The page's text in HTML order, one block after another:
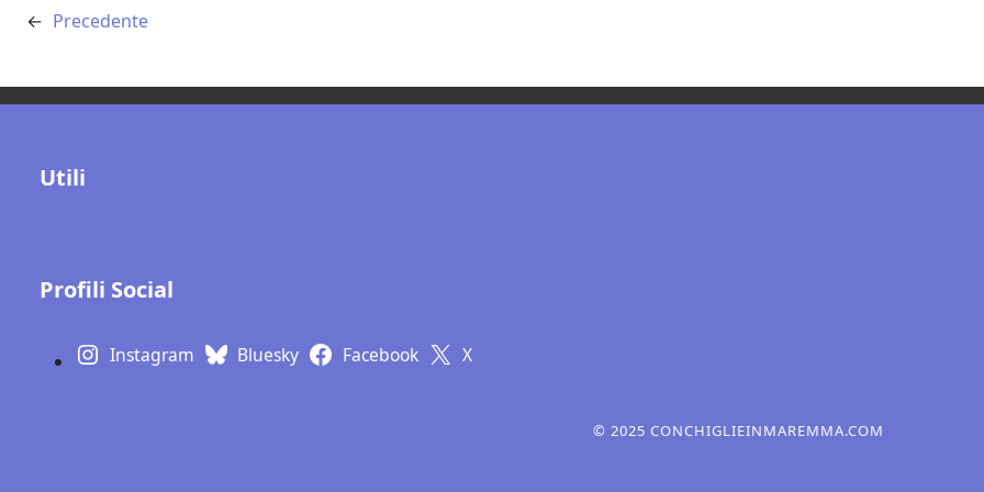
← Precedente
Utili
Profili Social
Instagram Bluesky Facebook X
© 2025 CONCHIGLIEINMAREMMA.COM